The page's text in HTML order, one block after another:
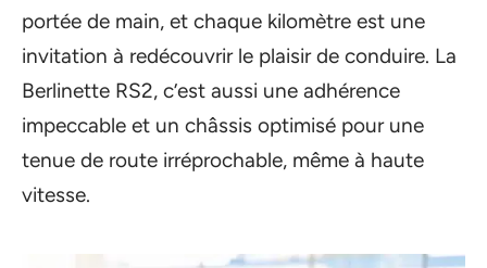
portée de main, et chaque kilomètre est une
invitation à redécouvrir le plaisir de conduire. La
Berlinette RS2, c’est aussi une adhérence
impeccable et un châssis optimisé pour une
tenue de route irréprochable, même à haute
vitesse.